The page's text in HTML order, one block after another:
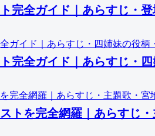
完全ガイド｜あらすじ・
完全ガイド｜あらすじ・
トを完全網羅｜あらすじ